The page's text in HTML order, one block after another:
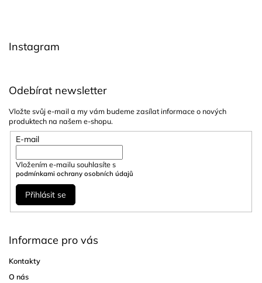
Instagram
Odebírat newsletter
Vložte svůj e-mail a my vám budeme zasílat informace o nových
produktech na našem e-shopu.
E-mail
Vložením e-mailu souhlasíte s
podmínkami ochrany osobních údajů
Přihlásit se
Informace pro vás
Kontakty
O nás